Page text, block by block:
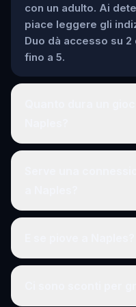
con un adulto. Ai
piace leggere gli
Duo dà accesso su
fino a 5.